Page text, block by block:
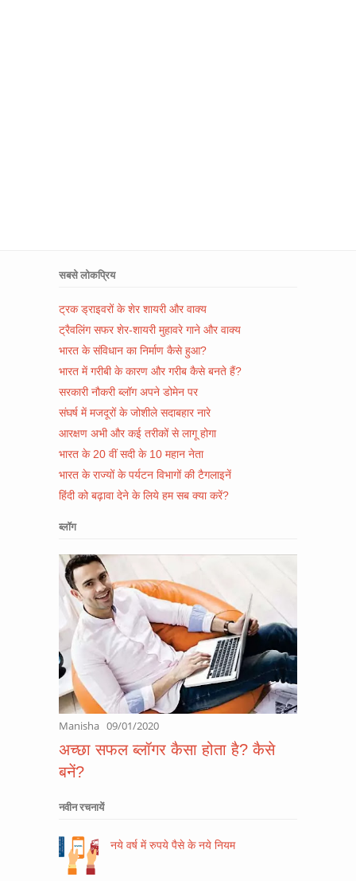
सबसे लोकप्रिय
ट्रक ड्राइवरों के शेर शायरी और वाक्य
ट्रैवलिंग सफर शेर-शायरी मुहावरे गाने और वाक्य
भारत के संविधान का निर्माण कैसे हुआ?
भारत में गरीबी के कारण और गरीब कैसे बनते हैं?
सरकारी नौकरी ब्लॉग अपने डोमेन पर
संघर्ष में मजदूरों के जोशीले सदाबहार नारे
आरक्षण अभी और कई तरीकों से लागू होगा
भारत के 20 वीं सदी के 10 महान नेता
भारत के राज्यों के पर्यटन विभागों की टैगलाइनें
हिंदी को बढ़ावा देने के लिये हम सब क्या करें?
ब्लॉग
Manisha 09/01/2020
अच्छा सफल ब्लॉगर कैसा होता है? कैसे
बनें?
नवीन रचनायें
नये वर्ष में रुपये पैसे के नये नियम